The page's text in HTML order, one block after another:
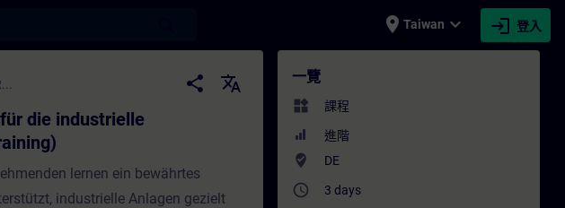
place Taiwan expand_more login 登入
Automatisierung (Präsenz-Training) - 培訓 - 培訓 -
share
translate
die industrielle
lernen ein bewährtes
industrielle Anlagen gezielt
一覽
widgets 課程
進階
where_to_vote DE
access_time 3 days